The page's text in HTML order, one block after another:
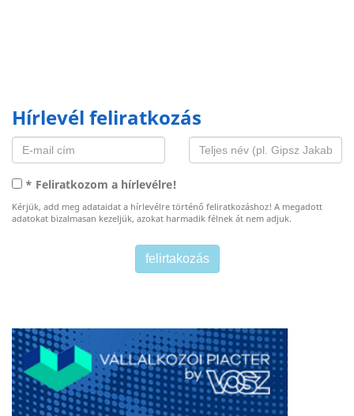
Hírlevél feliratkozás
* Feliratkozom a hírlevélre!
Kérjük, add meg adataidat a hírlevélre történő feliratkozáshoz! A megadott
adatokat bizalmasan kezeljük, azokat harmadik félnek át nem adjuk.